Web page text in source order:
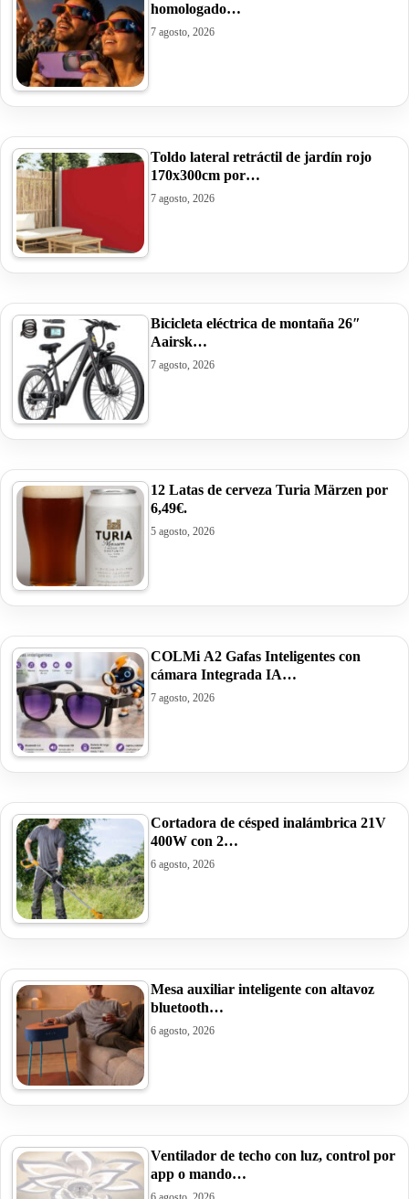
homologado…
7 agosto, 2026
Toldo lateral retráctil de jardín rojo
170x300cm por…
7 agosto, 2026
Bicicleta eléctrica de montaña 26″
Aairsk…
7 agosto, 2026
12 Latas de cerveza Turia Märzen por
6,49€.
5 agosto, 2026
COLMi A2 Gafas Inteligentes con
cámara Integrada IA…
7 agosto, 2026
Cortadora de césped inalámbrica 21V
400W con 2…
6 agosto, 2026
Mesa auxiliar inteligente con altavoz
bluetooth…
6 agosto, 2026
Ventilador de techo con luz, control por
app o mando…